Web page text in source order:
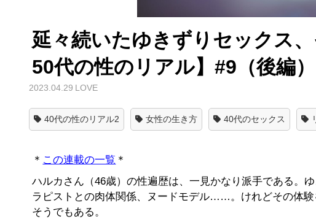
延々続いたゆきずりセックス
50代の性のリアル】#9（後編）
2023.04.29 LOVE
40代の性のリアル2 女性の生き方 40代のセックス
＊ この連載の一覧 ＊
ハルカさん（46歳）の性遍歴は、一見かなり派手である。
ラピストとの肉体関係、ヌードモデル……。けれどその体
そうでもある。